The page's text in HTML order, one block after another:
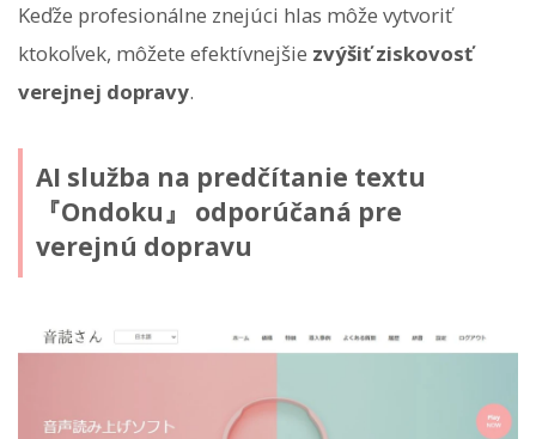
Keďže profesionálne znejúci hlas môže vytvoriť
ktokoľvek, môžete efektívnejšie zvýšiť ziskovosť
verejnej dopravy.
AI služba na predčítanie textu
『Ondoku』 odporúčaná pre
verejnú dopravu